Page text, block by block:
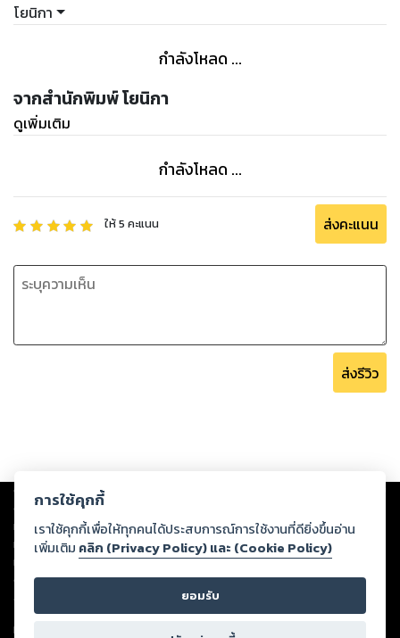
โยนิกา
กำลังโหลด ...
จากสำนักพิมพ์ โยนิกา
ดูเพิ่มเติม
กำลังโหลด ...
ให้5 คะแนน ส่งคะแนน
ส่งรีวิว
Copyright © 2026
ต่อผลงานหรือเนื้อหาใดที่อัปโหลดผ่านเว็บไซต์และปรากฏว่าละเมิดสิทธิใน
ทรัพย์สินทางปัญญาของบุคคลอื่นหรือขัดต่อกฎหมายและศีลธรรม ดังนั้น ผู้อ่าน
ทุกท่านโปรดใช้วิจารณญาณในการกลั่นกรองด้วยตนเอง และหากท่านพบว่าส่วน
หนึ่งส่วนใดขัดต่อกฎหมายและศีลธรรม กรุณาแจ้งมายังบริษัท เพื่อทีมงานจะได้
ดำเนินการในทันที ทั้งนี้ ทางสตอรี่ล็อกขอสงวนลิขสิทธิ์ตามพระราชบัญญัติ
ลิขสิทธิ์ พ.ศ. 2537 (ฉบับล่าสุด)
For support: member@ookbee.com
การใช้คุกกี้
เราใช้คุกกี้เพื่อให้ทุกคนได้ประสบการณ์การใช้งานที่ดียิ่งขึ้นอ่าน
เพิ่มเติม คลิก (Privacy Policy) และ (Cookie Policy)
ยอมรับ